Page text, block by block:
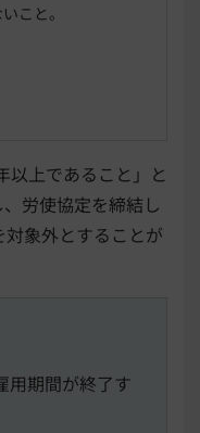
こと。
以上であること」と
労使協定を締結し
象外とすることが
用期間が終了す